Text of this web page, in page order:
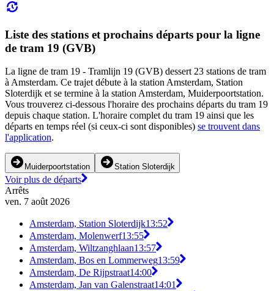
Liste des stations et prochains départs pour la ligne
de tram 19 (GVB)
La ligne de tram 19 - Tramlijn 19 (GVB) dessert 23 stations de tram
à Amsterdam. Ce trajet débute à la station Amsterdam, Station
Sloterdijk et se termine à la station Amsterdam, Muiderpoortstation.
Vous trouverez ci-dessous l'horaire des prochains départs du tram 19
depuis chaque station. L'horaire complet du tram 19 ainsi que les
départs en temps réel (si ceux-ci sont disponibles) se trouvent dans
l'application.
Muiderpoortstation Station Sloterdijk
Voir plus de départs
Arrêts
ven. 7 août 2026
Amsterdam, Station Sloterdijk13:52
Amsterdam, Molenwerf13:55
Amsterdam, Wiltzanghlaan13:57
Amsterdam, Bos en Lommerweg13:59
Amsterdam, De Rijpstraat14:00
Amsterdam, Jan van Galenstraat14:01